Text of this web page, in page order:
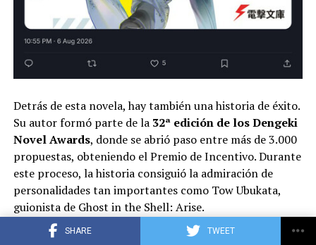
SHARE TWEET
Detrás de esta novela, hay también una historia de éxito.
Su autor formó parte de la 32ª edición de los Dengeki
Novel Awards, donde se abrió paso entre más de 3.000
propuestas, obteniendo el Premio de Incentivo. Durante
este proceso, la historia consiguió la admiración de
personalidades tan importantes como Tow Ubukata,
guionista de Ghost in the Shell: Arise.